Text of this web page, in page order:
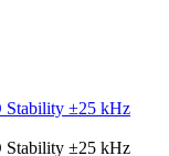
Stability ±25 kHz
Stability ±25 kHz